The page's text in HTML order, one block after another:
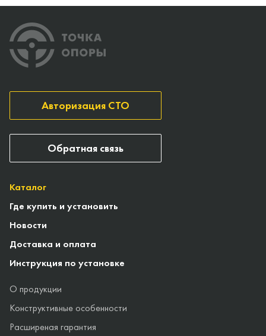
Каталог
Где купить и установить
Новости
Доставка и оплата
Инструкция по установке
О продукции
Конструктивные особенности
Расширеная гарантия
Авторизация СТО
Обратная связь